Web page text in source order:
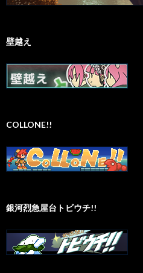
壁越え
COLLONE!!
銀河烈急屋台トビウチ!!